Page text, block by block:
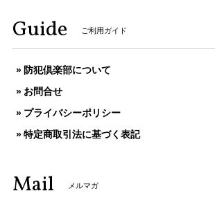
Guide ご利用ガイド
防犯倶楽部について
お問合せ
プライバシーポリシー
特定商取引法に基づく表記
Mail メルマガ